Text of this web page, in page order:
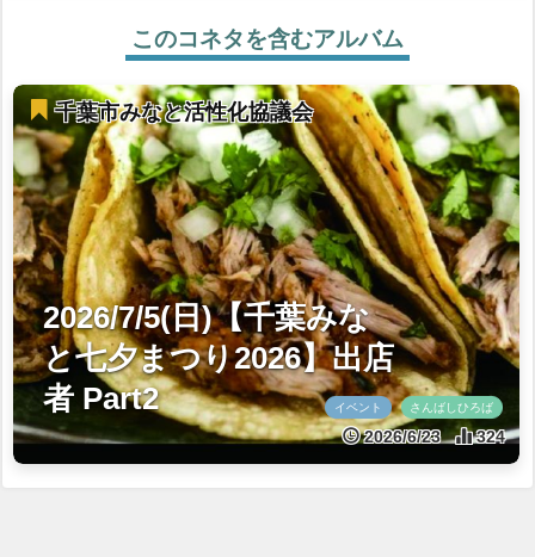
このコネタを含むアルバム
千葉市みなと活性化協議会
2026/7/5(日)【千葉みな
と七夕まつり2026】出店
者 Part2
イベント さんばしひろば
2026/6/23 324